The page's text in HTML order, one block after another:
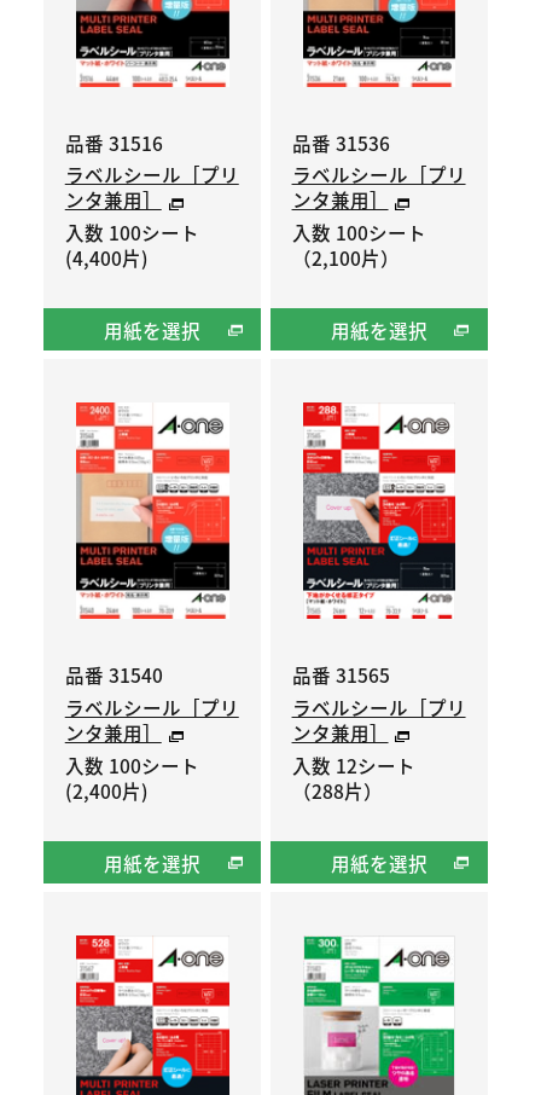
品番 31516
ラベルシール［プリ
ンタ兼用］
入数 100シート
(4,400片)
用紙を選択
品番 31536
ラベルシール［プリ
ンタ兼用］
入数 100シート
（2,100片）
用紙を選択
品番 31540
ラベルシール［プリ
ンタ兼用］
入数 100シート
(2,400片)
用紙を選択
品番 31565
ラベルシール［プリ
ンタ兼用］
入数 12シート
（288片）
用紙を選択